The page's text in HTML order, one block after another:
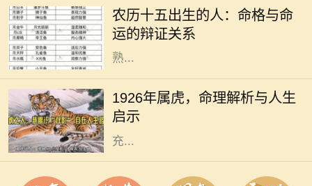
农历十五出生的人：命格与命
运的辩证关系
人命格的影响尤为显著。农历十五作
为一个特别的日子，象征着圆满与成
熟...
1926年属虎，命理解析与人生
启示
1926年，农历丙寅年，生肖属虎。在
中国传统文化中，虎被视为勇猛和权
威的象征，具有强烈的个性特征。属
虎的人通常被认为是具备领导才能、
充...